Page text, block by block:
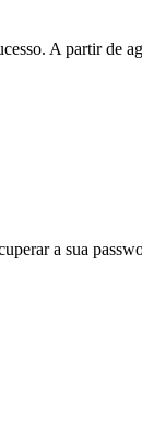
A partir de
a sua